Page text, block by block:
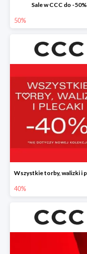
Sale w CCC do -50%
50%
40%